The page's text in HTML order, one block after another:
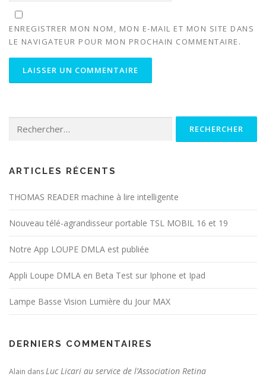
ENREGISTRER MON NOM, MON E-MAIL ET MON SITE DANS
LE NAVIGATEUR POUR MON PROCHAIN COMMENTAIRE.
ARTICLES RÉCENTS
THOMAS READER machine à lire intelligente
Nouveau télé-agrandisseur portable TSL MOBIL 16 et 19
Notre App LOUPE DMLA est publiée
Appli Loupe DMLA en Beta Test sur Iphone et Ipad
Lampe Basse Vision Lumière du Jour MAX
DERNIERS COMMENTAIRES
Alain dansLuc Licari au service de l’Association Retina